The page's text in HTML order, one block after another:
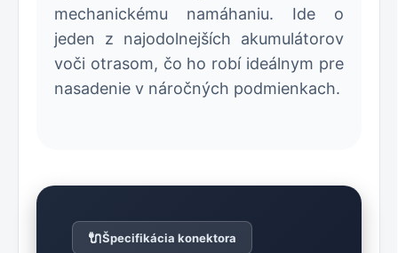
mechanickému namáhaniu. Ide o
jeden z najodolnejších akumulátorov
voči otrasom, čo ho robí ideálnym pre
nasadenie v náročných podmienkach.
🔌Špecifikácia konektora